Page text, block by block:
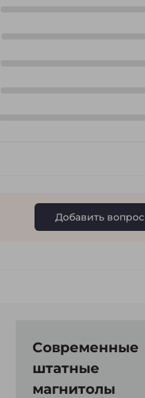
Добавить вопрос
Современные
штатные
магнитолы